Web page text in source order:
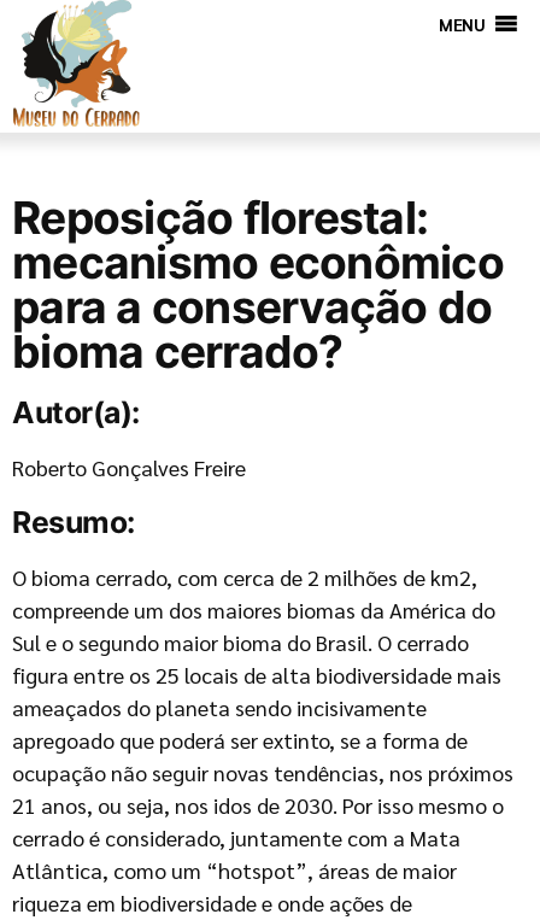
MENU
Reposição florestal:
mecanismo econômico
para a conservação do
bioma cerrado?
Autor(a):
Roberto Gonçalves Freire
Resumo:
O bioma cerrado, com cerca de 2 milhões de km2,
compreende um dos maiores biomas da América do
Sul e o segundo maior bioma do Brasil. O cerrado
figura entre os 25 locais de alta biodiversidade mais
ameaçados do planeta sendo incisivamente
apregoado que poderá ser extinto, se a forma de
ocupação não seguir novas tendências, nos próximos
21 anos, ou seja, nos idos de 2030. Por isso mesmo o
cerrado é considerado, juntamente com a Mata
Atlântica, como um “hotspot”, áreas de maior
riqueza em biodiversidade e onde ações de